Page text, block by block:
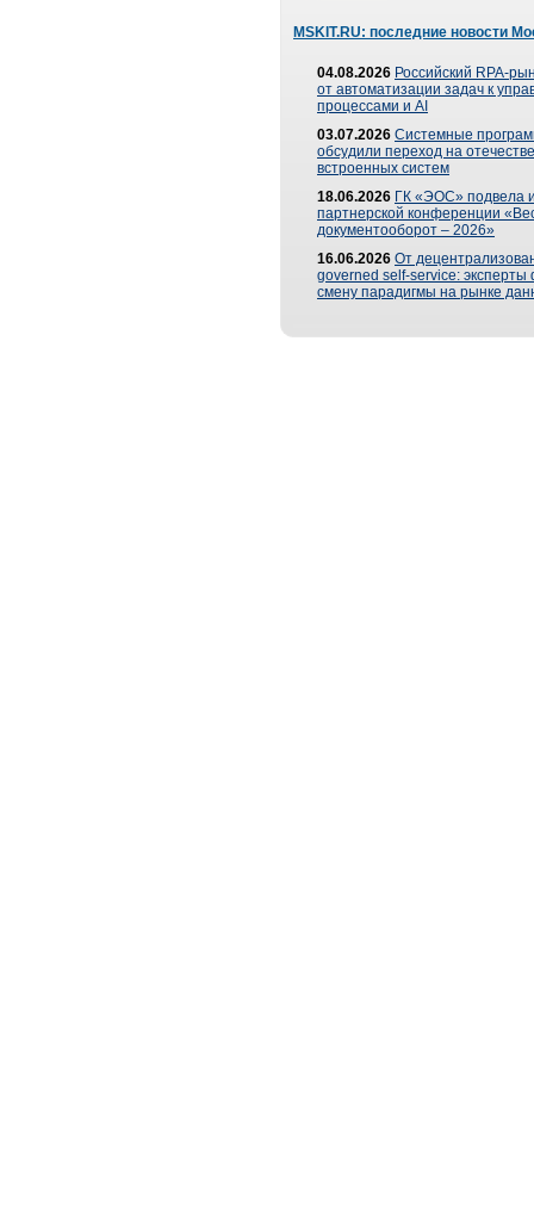
MSKIT.RU: последние новости
04.08.2026 Российский RPA-
от автоматизации задач к
процессами и AI
03.07.2026 Системные
обсудили переход на
встроенных систем
18.06.2026 ГК «ЭОС» подвела
партнерской конференции
документооборот – 2026»
16.06.2026 От
governed self-service: эксперты
смену парадигмы на рынке